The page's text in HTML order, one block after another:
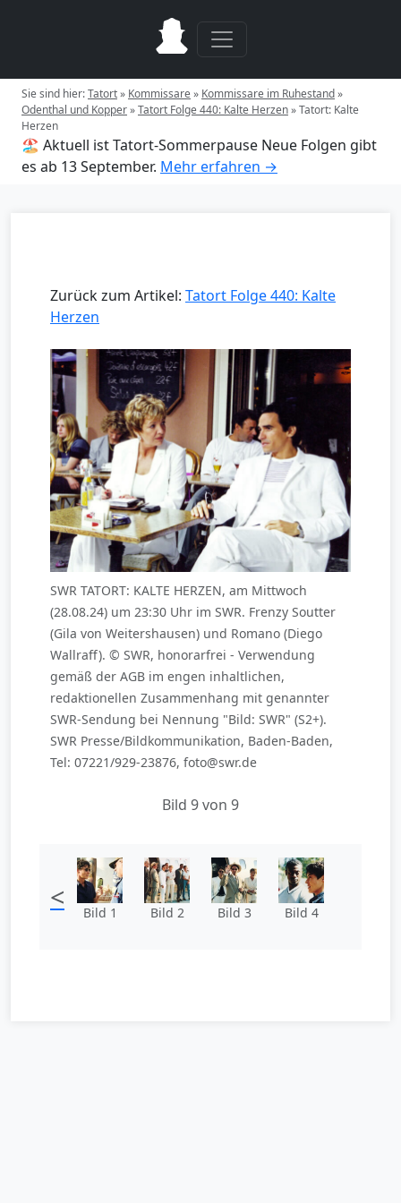
Sie sind hier:Tatort» Kommissare» Kommissare im Ruhestand»
Odenthal und Kopper»Tatort Folge 440: Kalte Herzen»Tatort: Kalte
Herzen
🏖️ Aktuell ist Tatort-Sommerpause Neue Folgen gibt
es ab 13 September. Mehr erfahren →
Zurück zum Artikel: Tatort Folge 440: Kalte
Herzen
SWR TATORT: KALTE HERZEN, am Mittwoch
(28.08.24) um 23:30 Uhr im SWR. Frenzy Soutter
(Gila von Weitershausen) und Romano (Diego
Wallraff). © SWR, honorarfrei - Verwendung
gemäß der AGB im engen inhaltlichen,
redaktionellen Zusammenhang mit genannter
SWR-Sendung bei Nennung "Bild: SWR" (S2+).
SWR Presse/Bildkommunikation, Baden-Baden,
Tel: 07221/929-23876, foto@swr.de
Bild 9 von 9
< Bild 1 Bild 2 Bild 3 Bild 4